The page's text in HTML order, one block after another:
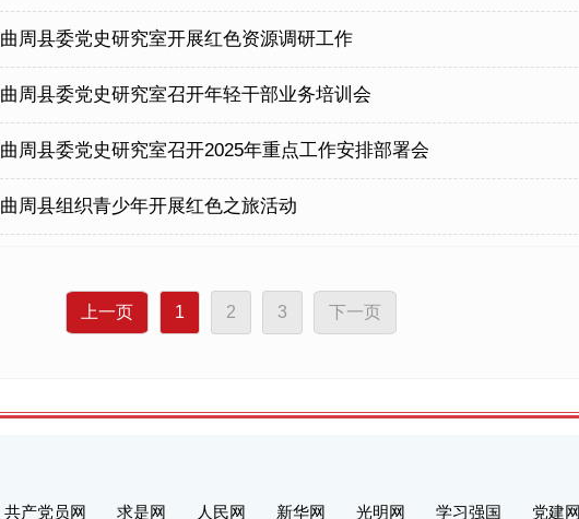
曲周县委党史研究室开展红色资源调研工作
曲周县委党史研究室召开年轻干部业务培训会
曲周县委党史研究室召开2025年重点工作安排部署会
曲周县组织青少年开展红色之旅活动
上一页 1 2 3 下一页
共产党员网 求是网 人民网 新华网 光明网 学习强国 党建网